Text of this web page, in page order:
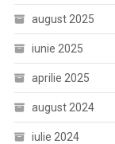
august 2025
iunie 2025
aprilie 2025
august 2024
iulie 2024